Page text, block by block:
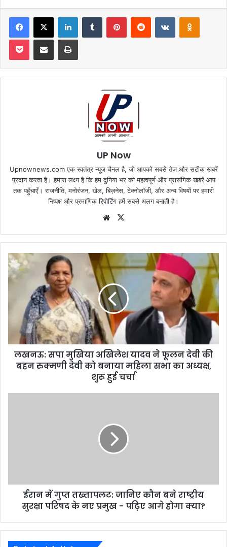
Facebook
X LinkedInTumblr PinterestReddit VKontakte
Pocket Share via Email Print
UP Now
Upnownews.com एक स्वतंत्र न्यूज़ चैनल है, जो आपको सबसे तेज और सटीक खबरें
प्रदान करता है। हमारा लक्ष्य है कि हम दुनिया भर की महत्वपूर्ण और प्रासंगिक खबरें आप
तक पहुँचाएँ। राजनीति, मनोरंजन, खेल, बिज़नेस, टेक्नोलॉजी, और अन्य विषयों पर हमारी
निष्पक्ष और प्रमाणिक रिपोर्टिंग हमें सबसे अलग बनाती है।
Website
लखनऊ: सपा मुखिया अखिलेश यादव ने फूलन देवी की
बहन रुक्मणी देवी को बनाया महिला सभा का अध्यक्ष,
शुरू हुई चर्चा
ईरान में गुप्त तख्तापलट: जानिए कौन बने राष्ट्रीय
सुरक्षा परिषद के नए प्रमुख - पढ़िए आगे होगा क्या?